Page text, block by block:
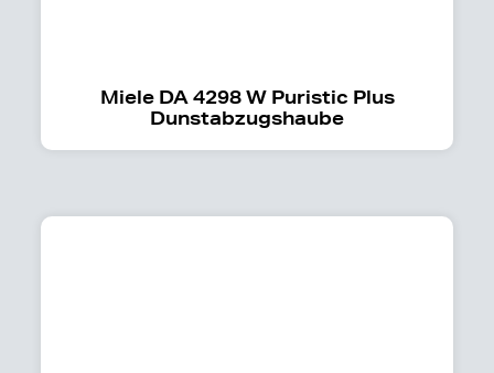
Miele DA 4298 W Puristic Plus
Dunstabzugshaube